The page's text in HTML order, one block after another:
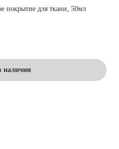
покрытие для ткани, 50мл
наличии